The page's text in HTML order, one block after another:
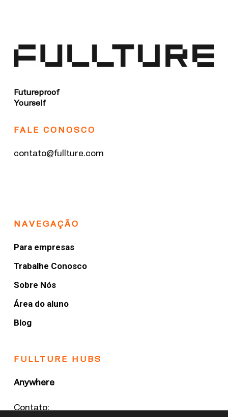
Futureproof
Yourself
FALE CONOSCO
contato@fullture.com
NAVEGAÇÃO
Para empresas
Trabalhe Conosco
Sobre Nós
Área do aluno
Blog
FULLTURE HUBS
Anywhere
Contato: